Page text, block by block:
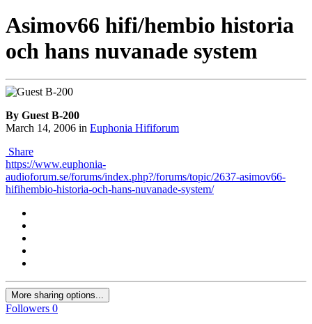
Asimov66 hifi/hembio historia
och hans nuvanade system
By Guest B-200
March 14, 2006 in Euphonia Hififorum
Share
https://www.euphonia-
audioforum.se/forums/index.php?/forums/topic/2637-asimov66-
hifihembio-historia-och-hans-nuvanade-system/
More sharing options...
Followers 0